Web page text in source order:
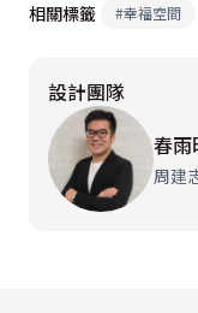
相關標籤
#幸福空間
設計團隊
春雨
周建